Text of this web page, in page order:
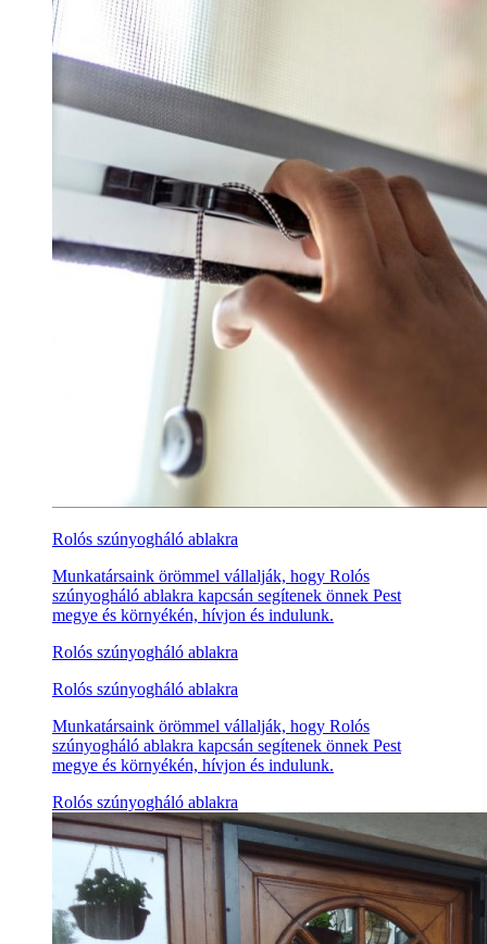
Rolós szúnyogháló ablakra
Munkatársaink örömmel vállalják, hogy Rolós
szúnyogháló ablakra kapcsán segítenek önnek Pest
megye és környékén, hívjon és indulunk.
Rolós szúnyogháló ablakra
Rolós szúnyogháló ablakra
Munkatársaink örömmel vállalják, hogy Rolós
szúnyogháló ablakra kapcsán segítenek önnek Pest
megye és környékén, hívjon és indulunk.
Rolós szúnyogháló ablakra